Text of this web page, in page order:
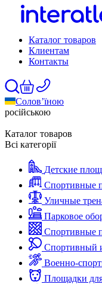
Каталог товаров
Клиентам
Контакты
Солов’їною
російською
Каталог товаров
Всі категорії
Детские
Спортивные
Уличные
Парковое
Спортивные
Спортивный
Военно-
Площадки